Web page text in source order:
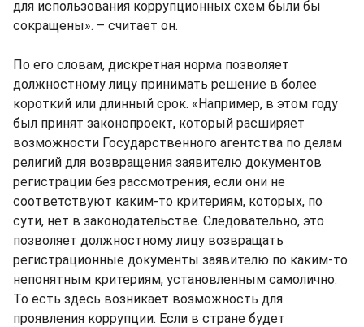
для использования коррупционных схем были бы
сокращены». – считает он.
По его словам, дискретная норма позволяет
должностному лицу принимать решение в более
короткий или длинный срок. «Например, в этом году
был принят законопроект, который расширяет
возможности Государственного агентства по делам
религий для возвращения заявителю документов
регистрации без рассмотрения, если они не
соответствуют каким-то критериям, которых, по
сути, нет в законодательстве. Следовательно, это
позволяет должностному лицу возвращать
регистрационные документы заявителю по каким-то
непонятным критериям, установленным самолично.
То есть здесь возникает возможность для
проявления коррупции. Если в стране будет